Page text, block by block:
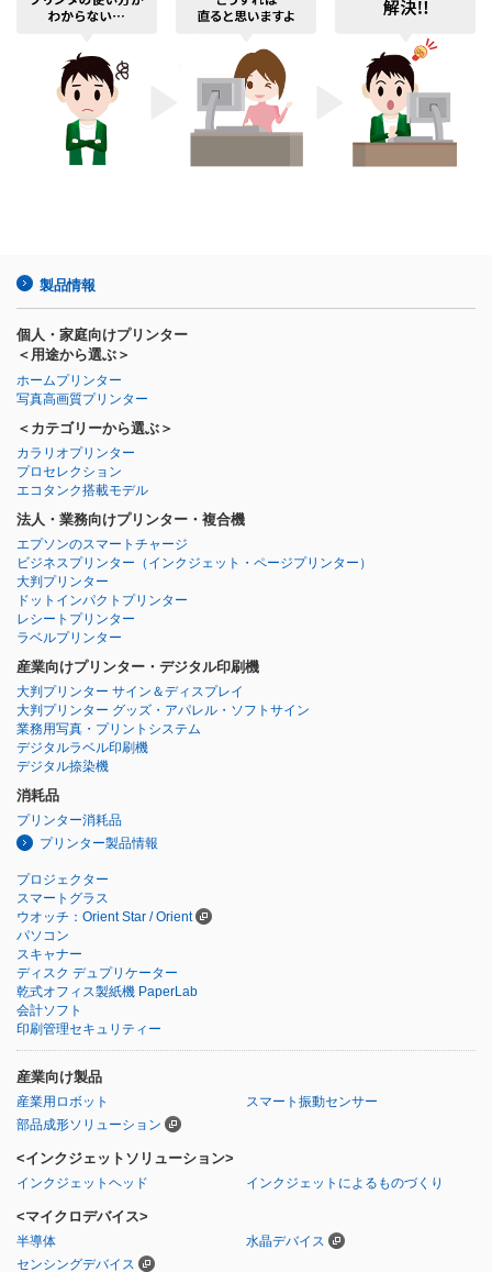
製品情報
個人・家庭向けプリンター
＜用途から選ぶ＞
ホームプリンター
写真高画質プリンター
＜カテゴリーから選ぶ＞
カラリオプリンター
プロセレクション
エコタンク搭載モデル
法人・業務向けプリンター・複合機
エプソンのスマートチャージ
ビジネスプリンター （インクジェット・ページプリンター）
大判プリンター
ドットインパクトプリンター
レシートプリンター
ラベルプリンター
産業向けプリンター・デジタル印刷機
大判プリンター サイン＆ディスプレイ
大判プリンター グッズ・アパレル・ソフトサイン
業務用写真・プリントシステム
デジタルラベル印刷機
デジタル捺染機
消耗品
プリンター消耗品
プリンター製品情報
プロジェクター
スマートグラス
ウオッチ：Orient Star / Orient
パソコン
スキャナー
ディスク デュプリケーター
乾式オフィス製紙機 PaperLab
会計ソフト
印刷管理セキュリティー
産業向け製品
産業用ロボット
スマート振動センサー
部品成形ソリューション
<インクジェットソリューション>
インクジェットヘッド インクジェットによるものづくり
<マイクロデバイス>
半導体
水晶デバイス
センシングデバイス